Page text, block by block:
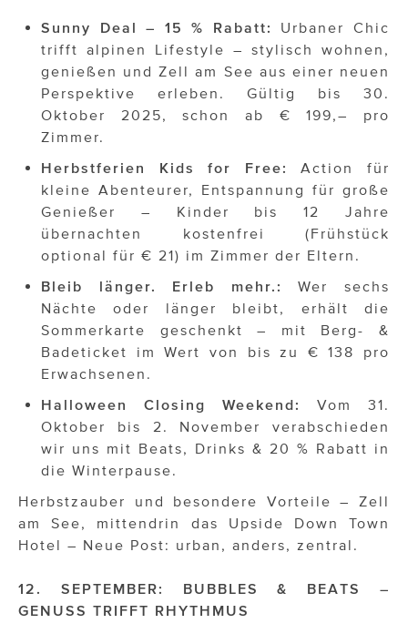
Sunny Deal – 15 % Rabatt:
Urbaner Chic
trifft alpinen Lifestyle – stylisch wohnen,
genießen und Zell am See aus einer neuen
Perspektive erleben. Gültig bis 30.
Oktober 2025, schon ab € 199,– pro
Zimmer.
Herbstferien Kids for Free:
Action für
kleine Abenteurer, Entspannung für große
Genießer – Kinder bis 12 Jahre
übernachten kostenfrei (Frühstück
optional für € 21) im Zimmer der Eltern.
Bleib länger. Erleb mehr.:
Wer sechs
Nächte oder länger bleibt, erhält die
Sommerkarte geschenkt – mit Berg- &
Badeticket im Wert von bis zu € 138 pro
Erwachsenen.
Halloween Closing Weekend:
Vom 31.
Oktober bis 2. November verabschieden
wir uns mit Beats, Drinks & 20 % Rabatt in
die Winterpause.
Herbstzauber und besondere Vorteile – Zell
am See, mittendrin das Upside Down Town
Hotel – Neue Post: urban, anders, zentral.
12. SEPTEMBER: BUBBLES & BEATS –
GENUSS TRIFFT RHYTHMUS